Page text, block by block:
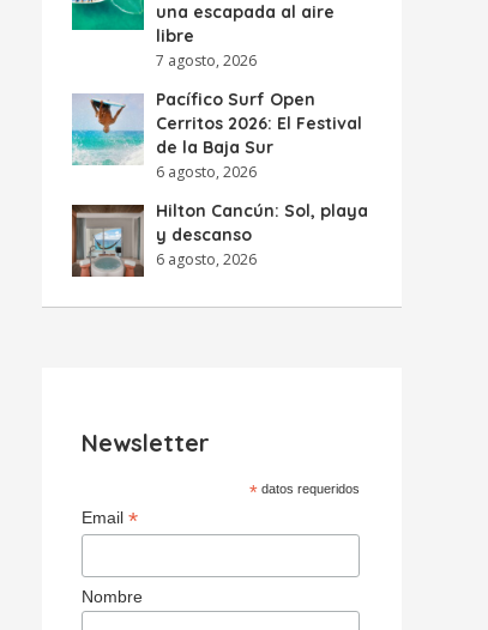
una escapada al aire
libre
7 agosto, 2026
Pacífico Surf Open
Cerritos 2026: El Festival
de la Baja Sur
6 agosto, 2026
Hilton Cancún: Sol, playa
y descanso
6 agosto, 2026
Newsletter
* datos requeridos
Email *
Nombre